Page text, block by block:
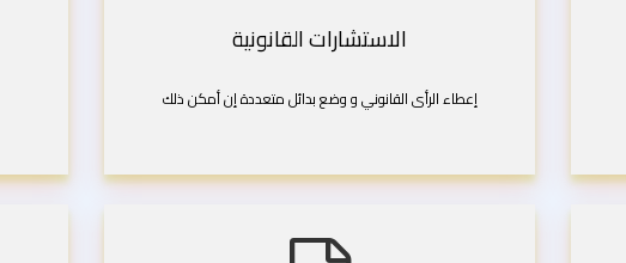
الاستشارات القانونية
إعطاء الرأى القانوني و وضع بدائل متعددة إن أمكن ذلك